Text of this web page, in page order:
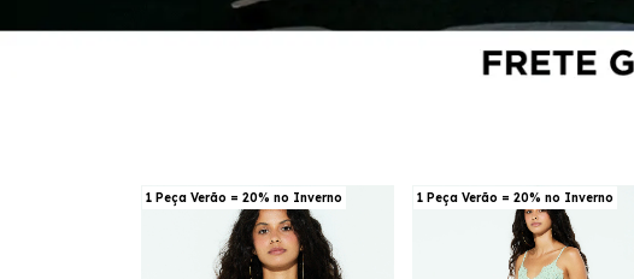
1 Peça Verão = 20% no Inverno 1 Peça Verão = 20% no Inverno